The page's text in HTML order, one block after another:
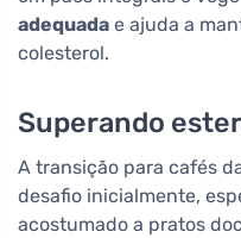
adequada e ajuda a
colesterol.
Superando
A transição para cafés
desafio inicialmente,
acostumado a pratos